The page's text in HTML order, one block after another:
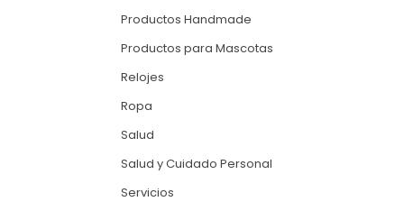
Productos Handmade
Productos para Mascotas
Relojes
Ropa
Salud
Salud y Cuidado Personal
Servicios